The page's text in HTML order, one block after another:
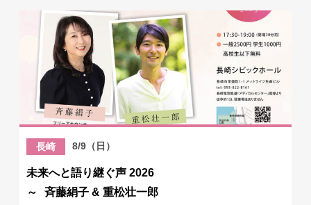
長崎 8/9（日）
未来へと語り継ぐ声 2026
～ 斉藤絹子 & 重松壮一郎